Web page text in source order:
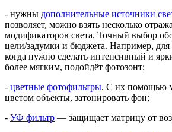
- нужны дополнительные источники
позволяет, можно взять несколько
модификаторов света. Точный выбор
цели/задумки и бюджета. Например, для
когда нужно сделать интенсивный и
более мягким, подойдёт фотозонт;
- цветные фотофильтры. С их помощью
цветом объекты, затонировать фон;
- УФ фильтр — защищает матрицу от